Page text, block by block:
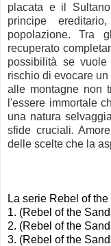
placata e il
principe
popolazione. Tra
recuperato
possibilità se
rischio di evocare
alle montagne non
l'essere immortale
una natura
sfide cruciali.
delle scelte che la
La serie Rebel of
1. (Rebel of the
2. (Rebel of the
3. (Rebel of the